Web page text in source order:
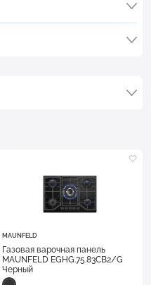
MAUNFELD
Газовая варочная панель
MAUNFELD EGHG.75.83CB2/G
Черный